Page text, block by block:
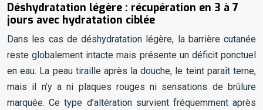
Déshydratation légère : récupération en 3 à 7
jours avec hydratation ciblée
Dans les cas de déshydratation légère, la barrière cutanée
reste globalement intacte mais présente un déficit ponctuel
en eau. La peau tiraille après la douche, le teint paraît terne,
mais il n’y a ni plaques rouges ni sensations de brûlure
marquée. Ce type d’altération survient fréquemment après